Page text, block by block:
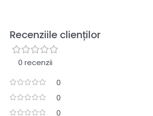
Recenziile clienților
0 recenzii
0
0
0